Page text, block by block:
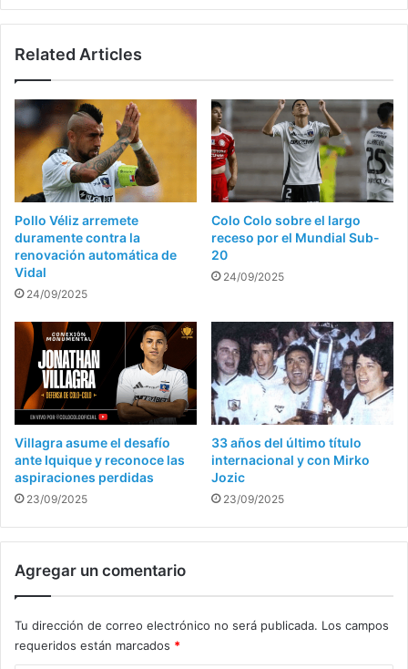
rendimiento
Related Articles
Pollo Véliz arremete
duramente contra la
renovación automática de
Vidal
24/09/2025
Colo Colo sobre el largo
receso por el Mundial Sub-
20
24/09/2025
Villagra asume el desafío
ante Iquique y reconoce las
aspiraciones perdidas
23/09/2025
33 años del último título
internacional y con Mirko
Jozic
23/09/2025
Agregar un comentario
Tu dirección de correo electrónico no será publicada. Los campos
requeridos están marcados *